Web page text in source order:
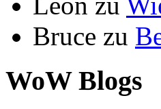
Bruce zu
WoW Blogs